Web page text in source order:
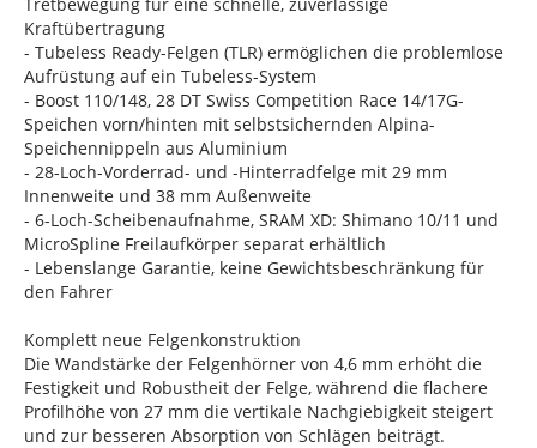
Kraftübertragung
- Tubeless Ready-Felgen (TLR) ermöglichen die problemlose
Aufrüstung auf ein Tubeless-System
- Boost 110/148, 28 DT Swiss Competition Race 14/17G-
Speichen vorn/hinten mit selbstsichernden Alpina-
Speichennippeln aus Aluminium
- 28-Loch-Vorderrad- und -Hinterradfelge mit 29 mm
Innenweite und 38 mm Außenweite
- 6-Loch-Scheibenaufnahme, SRAM XD: Shimano 10/11 und
MicroSpline Freilaufkörper separat erhältlich
- Lebenslange Garantie, keine Gewichtsbeschränkung für
den Fahrer
Komplett neue Felgenkonstruktion
Die Wandstärke der Felgenhörner von 4,6 mm erhöht die
Festigkeit und Robustheit der Felge, während die flachere
Profilhöhe von 27 mm die vertikale Nachgiebigkeit steigert
und zur besseren Absorption von Schlägen beiträgt.